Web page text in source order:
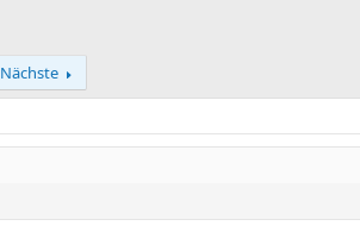
Nächste